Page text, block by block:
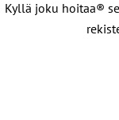
Kyllä joku hoitaa®